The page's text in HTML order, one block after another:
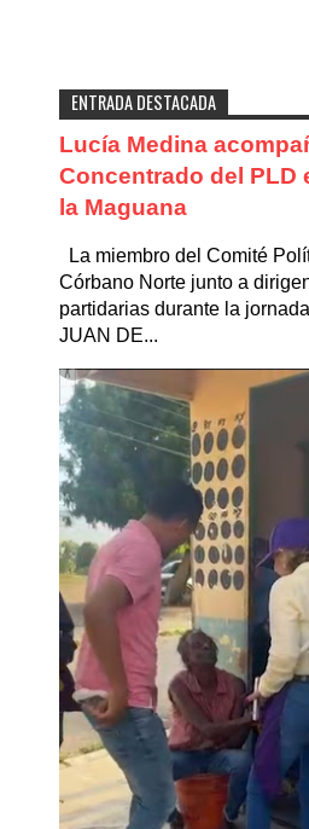
ENTRADA DESTACADA
Lucía Medina
Concentrado del PLD
la Maguana
La miembro del Comité
Córbano Norte junto a
partidarias durante la
JUAN DE...